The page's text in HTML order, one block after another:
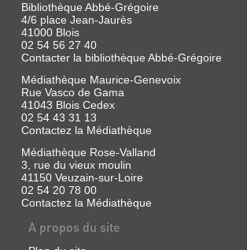
Bibliothèque Abbé-Grégoire
4/6 place Jean-Jaurès
41000 Blois
02 54 56 27 40
Contacter la bibliothèque Abbé-Grégoire
Médiathèque Maurice-Genevoix
Rue Vasco de Gama
41043 Blois Cedex
02 54 43 31 13
Contactez la Médiathèque
Médiathèque Rose-Valland
3, rue du vieux moulin
41150 Veuzain-sur-Loire
02 54 20 78 00
Contactez la Médiathèque
A propos du site